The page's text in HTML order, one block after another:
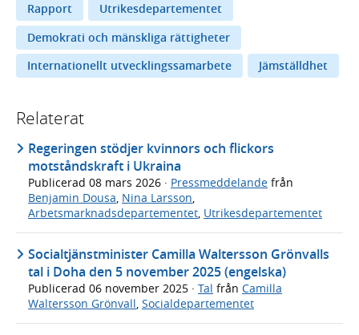
Rapport
Utrikesdepartementet
Demokrati och mänskliga rättigheter
Internationellt utvecklingssamarbete
Jämställdhet
Relaterat
Regeringen stödjer kvinnors och flickors
motståndskraft i Ukraina
Publicerad 08 mars 2026 · Pressmeddelande från
Benjamin Dousa Nina Larsson
Arbetsmarknadsdepartementet Utrikesdepartementet
Socialtjänstminister Camilla Waltersson Grönvalls
tal i Doha den 5 november 2025 (engelska)
Publicerad 06 november 2025 · Tal från Camilla
Waltersson Grönvall, Socialdepartementet